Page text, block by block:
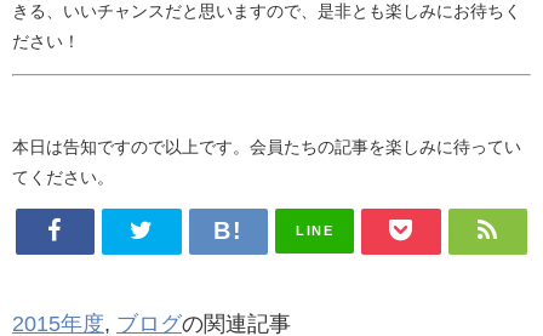
きる、いいチャンスだと思いますので、是非とも楽しみにお待ちく
ださい！
本日は告知ですので以上です。会員たちの記事を楽しみに待ってい
てください。
LINE
2015年度, ブログの関連記事